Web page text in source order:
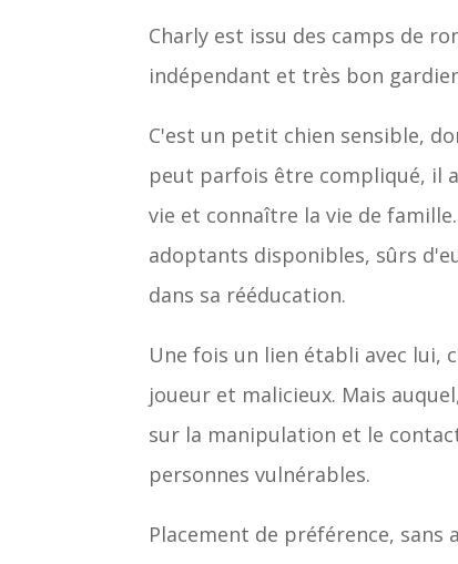
Charly est issu des camps de
indépendant et très bon
C'est un petit chien sensible,
peut parfois être compliqué, il
vie et connaître la vie de
adoptants disponibles, sûrs
dans sa rééducation.
Une fois un lien établi avec lui,
joueur et malicieux. Mais
sur la manipulation et le
personnes vulnérables.
Placement de préférence, sans